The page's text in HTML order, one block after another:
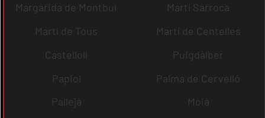
Margarida de Montbui
Martí Sarroca
Martí de Tous
Martí de Centelles
Castellolí
Puigdàlber
Papiol
Palma de Cervelló
Pallejà
Moià